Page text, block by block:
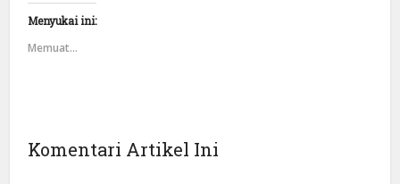
Menyukai ini:
Memuat...
Komentari Artikel Ini